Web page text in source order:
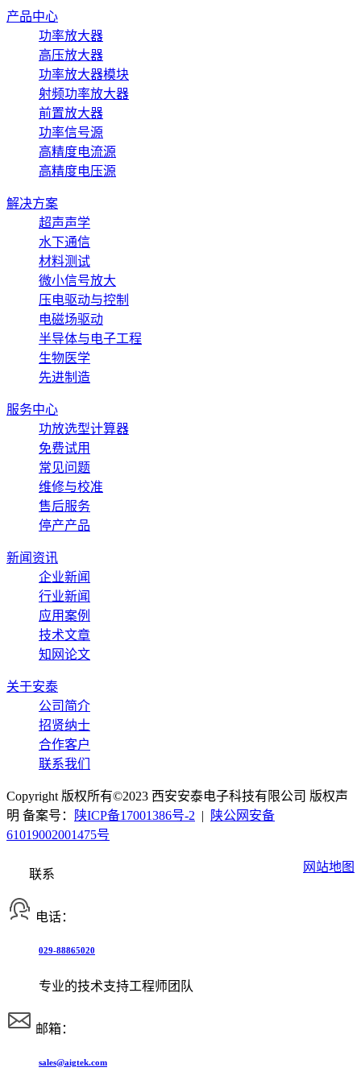
产品中心
功率放大器
高压放大器
功率放大器模块
射频功率放大器
前置放大器
功率信号源
高精度电流源
高精度电压源
解决方案
超声声学
水下通信
材料测试
微小信号放大
压电驱动与控制
电磁场驱动
半导体与电子工程
生物医学
先进制造
服务中心
功放选型计算器
免费试用
常见问题
维修与校准
售后服务
停产产品
新闻资讯
企业新闻
行业新闻
应用案例
技术文章
知网论文
关于安泰
公司简介
招贤纳士
合作客户
联系我们
Copyright 版权所有©2023 西安安泰电子科技有限公司 版权声
明 备案号：
陕ICP备17001386号-2 |
陕公网安备
61019002001475号
网站地图
联系
电话：
029-88865020
专业的技术支持工程师团队
邮箱：
sales@aigtek.com